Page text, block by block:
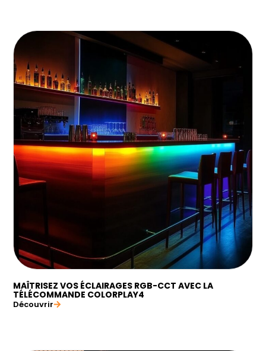
MAÎTRISEZ VOS ÉCLAIRAGES RGB-CCT AVEC LA
TÉLÉCOMMANDE COLORPLAY4
Découvrir